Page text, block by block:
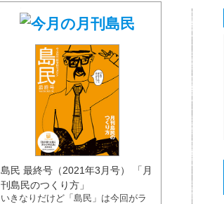
島民 最終号（2021年3月号） 「月
刊島民のつくり方」
いきなりだけど「島民」は今回がラ